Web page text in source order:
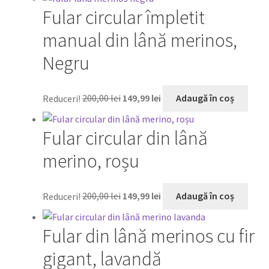
fost:
200,00 lei.
149,99 lei.
Fular circular împletit
manual din lână merinos,
Negru
Reduceri!200,00lei
inițial
a
fost:
149,99 lei
este:
149,99 lei.
Adaugă în coș
Fular circular din lână
merino, roșu
Reduceri!200,00lei
inițial
a
fost:
200,00 lei.
149,99 lei
este:
149,99 lei.
Adaugă în coș
Fular din lână merinos cu fir
gigant, lavandă